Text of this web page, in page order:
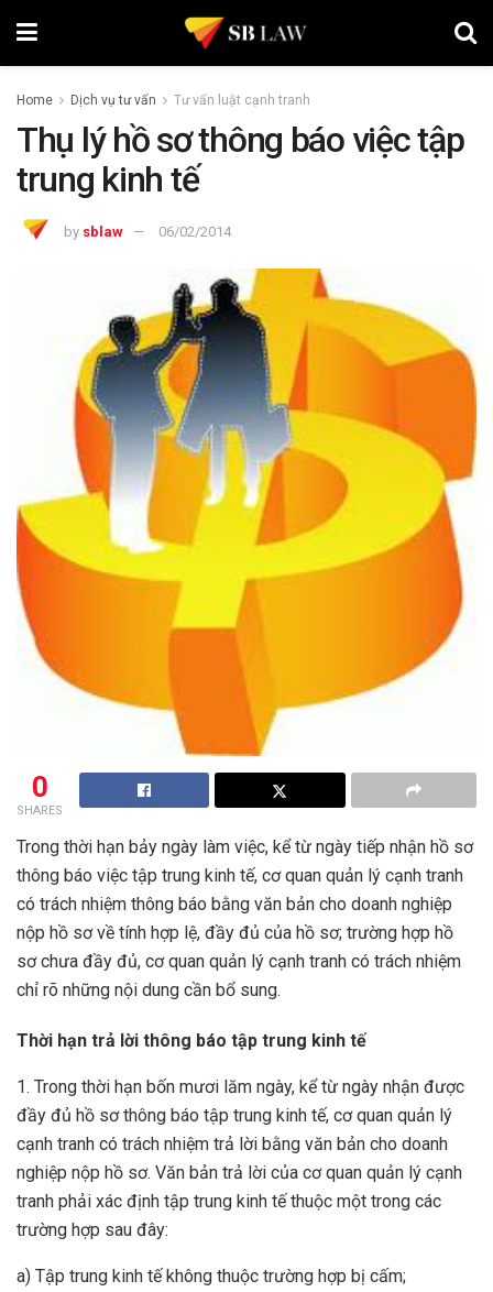
Home Dịch vụ tư vấn Tư vấn luật cạnh tranh
Thụ lý hồ sơ thông báo việc tập
trung kinh tế
by sblaw 06/02/2014
0
SHARES
Trong thời hạn bảy ngày làm việc, kể từ ngày tiếp nhận hồ sơ
thông báo việc tập trung kinh tế, cơ quan quản lý cạnh tranh
có trách nhiệm thông báo bằng văn bản cho doanh nghiệp
nộp hồ sơ về tính hợp lệ, đầy đủ của hồ sơ; trường hợp hồ
sơ chưa đầy đủ, cơ quan quản lý cạnh tranh có trách nhiệm
chỉ rõ những nội dung cần bổ sung.
Thời hạn trả lời thông báo tập trung kinh tế
1. Trong thời hạn bốn mươi lăm ngày, kể từ ngày nhận được
đầy đủ hồ sơ thông báo tập trung kinh tế, cơ quan quản lý
cạnh tranh có trách nhiệm trả lời bằng văn bản cho doanh
nghiệp nộp hồ sơ. Văn bản trả lời của cơ quan quản lý cạnh
tranh phải xác định tập trung kinh tế thuộc một trong các
trường hợp sau đây:
a) Tập trung kinh tế không thuộc trường hợp bị cấm;